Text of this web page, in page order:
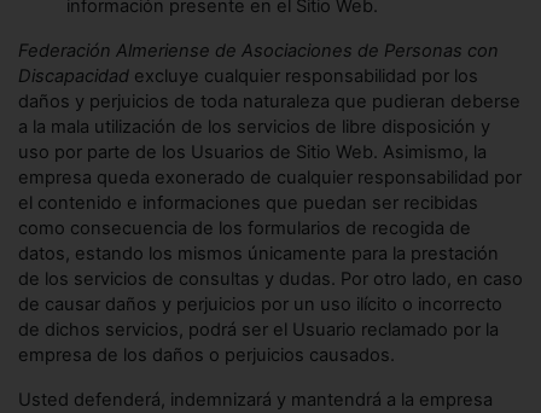
información presente en el Sitio Web.
Federación Almeriense de Asociaciones de Personas con
Discapacidad excluye cualquier responsabilidad por los
daños y perjuicios de toda naturaleza que pudieran deberse
a la mala utilización de los servicios de libre disposición y
uso por parte de los Usuarios de Sitio Web. Asimismo, la
empresa queda exonerado de cualquier responsabilidad por
el contenido e informaciones que puedan ser recibidas
como consecuencia de los formularios de recogida de
datos, estando los mismos únicamente para la prestación
de los servicios de consultas y dudas. Por otro lado, en caso
de causar daños y perjuicios por un uso ilícito o incorrecto
de dichos servicios, podrá ser el Usuario reclamado por la
empresa de los daños o perjuicios causados.
Usted defenderá, indemnizará y mantendrá a la empresa